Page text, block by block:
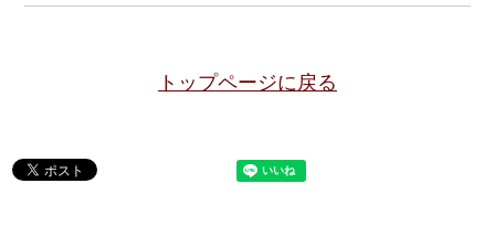
トップページに戻る